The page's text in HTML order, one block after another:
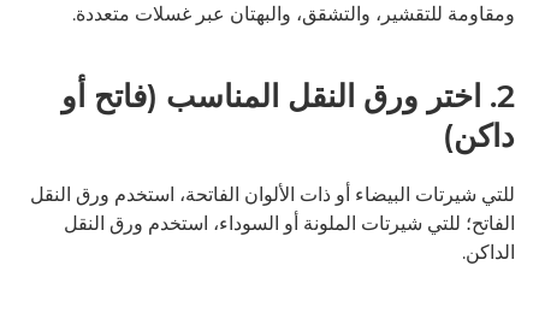
ومقاومة للتقشير، والتشقق، والبهتان عبر غسلات متعددة.
2. اختر ورق النقل المناسب (فاتح أو
داكن)
للتي شيرتات البيضاء أو ذات الألوان الفاتحة، استخدم ورق النقل
الفاتح؛ للتي شيرتات الملونة أو السوداء، استخدم ورق النقل
الداكن.